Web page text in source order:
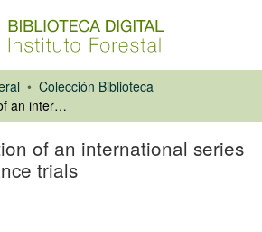
Colección Biblioteca
Second evaluation of an international series of teak provenance trials
of an international series
trials